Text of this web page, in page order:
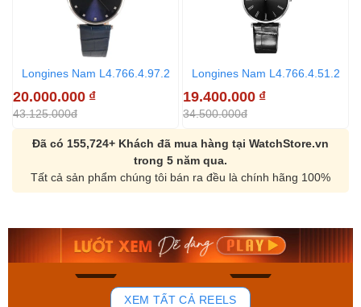
Longines Nam L4.766.4.97.2
20.000.000 ₫
43.125.000đ
Longines Nam L4.766.4.51.2
19.400.000 ₫
34.500.000đ
Đã có 155,724+ Khách đã mua hàng tại WatchStore.vn
trong 5 năm qua.
Tất cả sản phẩm chúng tôi bán ra đều là chính hãng 100%
175
Orient Nam RA-
Mua ngay
Casio Nam MTS-
Mua ngay
XEM TẤT CẢ REELS